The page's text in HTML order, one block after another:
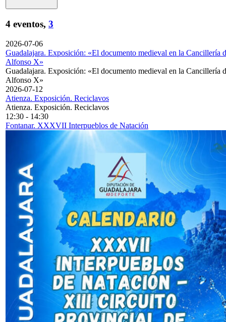
4 eventos, 3
2026-07-06
Guadalajara. Exposición: «El documento medieval en la Cancillería
Alfonso X»
Guadalajara. Exposición: «El documento medieval en la Cancillería
Alfonso X»
2026-07-12
Atienza. Exposición. Reciclavos
Atienza. Exposición. Reciclavos
12:30 - 14:30
Fontanar. XXXVII Interpueblos de Natación